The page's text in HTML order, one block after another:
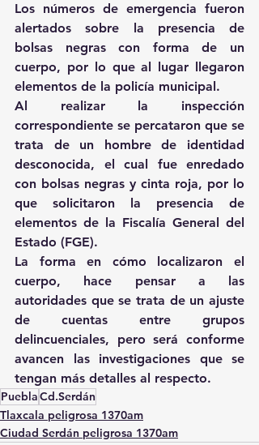
Los números de emergencia fueron
alertados sobre la presencia de
bolsas negras con forma de un
cuerpo, por lo que al lugar llegaron
elementos de la policía municipal.
Al realizar la inspección
correspondiente se percataron que se
trata de un hombre de identidad
desconocida, el cual fue enredado
con bolsas negras y cinta roja, por lo
que solicitaron la presencia de
elementos de la Fiscalía General del
Estado (FGE).
La forma en cómo localizaron el
cuerpo, hace pensar a las
autoridades que se trata de un ajuste
de cuentas entre grupos
delincuenciales, pero será conforme
avancen las investigaciones que se
tengan más detalles al respecto.
PueblaCd.Serdán
Tlaxcala peligrosa 1370am
Ciudad Serdán peligrosa 1370am